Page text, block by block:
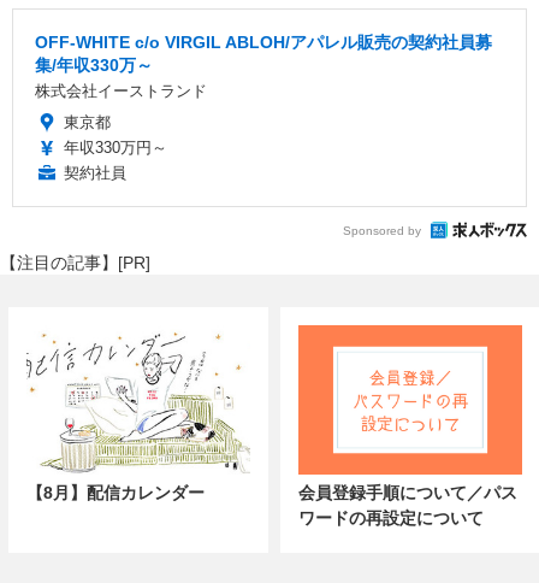
OFF-WHITE c/o VIRGIL ABLOH/アパレル販売の契約社員募
集/年収330万～
株式会社イーストランド
東京都
年収330万円～
契約社員
Sponsored by
【注目の記事】[PR]
【8月】配信カレンダー
会員登録手順について／パス
ワードの再設定について